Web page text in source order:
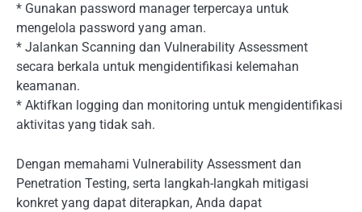
* Gunakan password manager terpercaya untuk
mengelola password yang aman.
* Jalankan Scanning dan Vulnerability Assessment
secara berkala untuk mengidentifikasi kelemahan
keamanan.
* Aktifkan logging dan monitoring untuk mengidentifikasi
aktivitas yang tidak sah.
Dengan memahami Vulnerability Assessment dan
Penetration Testing, serta langkah-langkah mitigasi
konkret yang dapat diterapkan, Anda dapat